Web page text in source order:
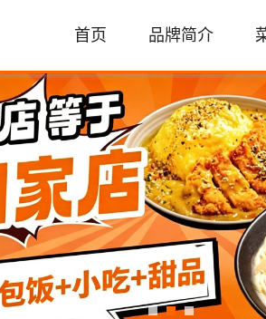
首页 品牌简介